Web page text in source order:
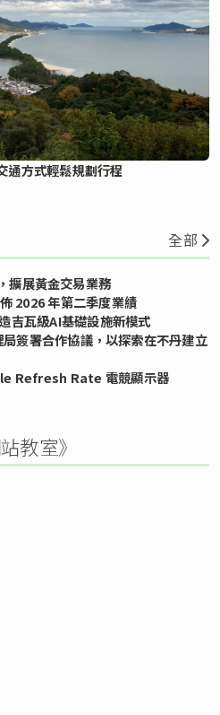
通方式輕鬆規劃行程
全部
擴展黃金交易業務
年第二季度業績
吉瓦級AI基礎設施新模式
簽署合作協議，以探索在不丹建立
Refresh Rate 電競顯示器
教室》